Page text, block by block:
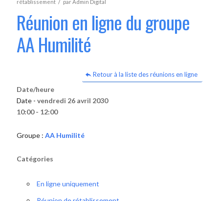
rétablissement / parAdmin Digital
Réunion en ligne du groupe
AA Humilité
Retour à la liste des réunions en ligne
Date/heure
Date - vendredi 26 avril 2030
10:00 - 12:00
Groupe : AA Humilité
Catégories
En ligne uniquement